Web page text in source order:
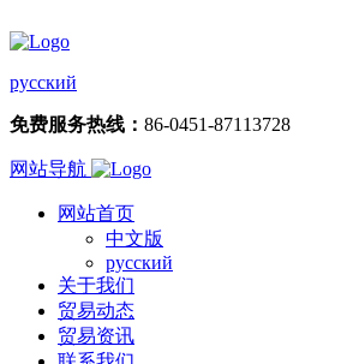
русский
免费服务热线： 86-0451-87113728
网站导航
网站首页
中文版
русский
关于我们
贸易动态
贸易资讯